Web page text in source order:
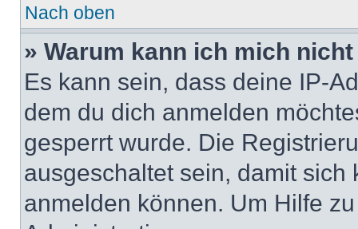
Nach oben
» Warum kann ich mich
Es kann sein, dass deine IP-
dem du dich anmelden
gesperrt wurde. Die
ausgeschaltet sein, damit
anmelden können. Um Hilfe